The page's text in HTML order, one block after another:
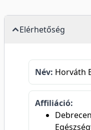
Elérhetőség
Név: Horváth
Affiliáció: